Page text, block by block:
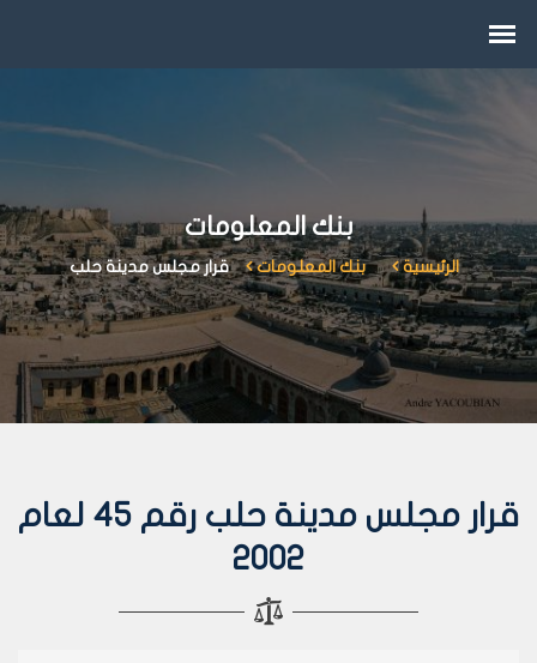
بنك المعلومات
الرئيسية بنك المعلومات قرار مجلس مدينة حلب
قرار مجلس مدينة حلب رقم 45 لعام
2002